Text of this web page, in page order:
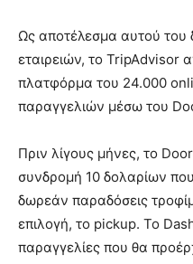
Ως αποτέλεσμα αυτού του
εταιρειών, το TripAdvisor
πλατφόρμα του 24.000
παραγγελιών μέσω του
Πριν λίγους μήνες, το
συνδρομή 10 δολαρίων
δωρεάν παραδόσεις
επιλογή, το pickup. Το
παραγγελίες που θα